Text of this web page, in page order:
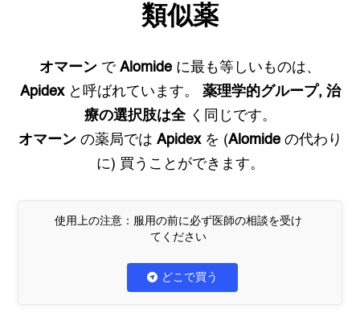
類似薬
オマーン で Alomide に最も等しいものは、
Apidexと呼ばれています。
薬理学的グループ, 治
療の選択肢は全 く同じです。
オマーンの薬局では Apidexを (Alomideの代わり
に) 買うことができます。
使用上の注意：服用の前に必ず医師の相談を受け
てください
どこで買う